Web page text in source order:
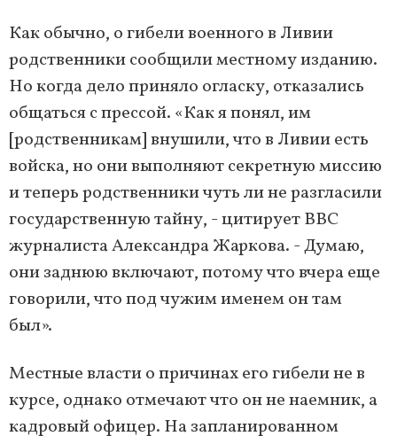
Как обычно, о гибели военного в Ливии
родственники сообщили местному изданию.
Но когда дело приняло огласку, отказались
общаться с прессой. «Как я понял, им
[родственникам] внушили, что в Ливии есть
войска, но они выполняют секретную миссию
и теперь родственники чуть ли не разгласили
государственную тайну, - цитирует BBC
журналиста Александра Жаркова. - Думаю,
они заднюю включают, потому что вчера еще
говорили, что под чужим именем он там
был».
Местные власти о причинах его гибели не в
курсе, однако отмечают что он не наемник, а
кадровый офицер. На запланированном